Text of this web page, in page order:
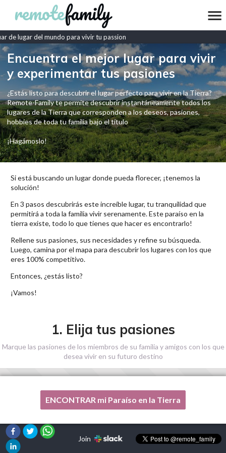
de lugar del mundo para vivir tu passion
Encuentra el mejor lugar para vivir
y experimentar tus pasiones
¿Estás listo para descubrir el lugar perfecto para vivir en la Tierra?
Remote-Family te permite descubrir instantáneamente todos los
lugares de la Tierra que corresponden a los deseos, pasiones,
hobbies de toda tu familia bajo el título
¡Hagámoslo!
Si está buscando un lugar donde pueda florecer, ¡tenemos la
solución!
En 3 pasos descubrirás este increíble lugar, tu tranquilidad que
permitirá a toda la familia vivir serenamente. Este paraíso en la
tierra existe, todo lo que tienes que hacer es encontrarlo!
Rellene sus pasiones, sus necesidades y refine su búsqueda.
Luego, camina por el mapa para descubrir los lugares con los que
eres 100% competitivo.
Entonces, ¿estás listo?
¡Vamos!
1. Elija tus pasiones
Marque las pasiones de los miembros de su familia y amigos con los que
desea vivir en su futuro destino
Una de mis pasiones no está en esta lista, por favor,
ENCONTRAR mi Paraíso en la Tierra
Join